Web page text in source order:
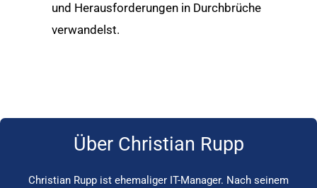
und Herausforderungen in Durchbrüche
verwandelst.
Über Christian Rupp
Christian Rupp ist ehemaliger IT-Manager. Nach seinem